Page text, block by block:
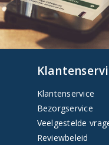
Klantenservice
Bezorgservice
Veelgestelde
Reviewbeleid